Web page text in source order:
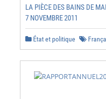
LA PIÈCE DES BAINS DE
7 NOVEMBRE 2011
État et politique